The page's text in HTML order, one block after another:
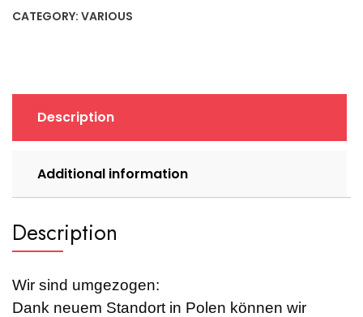
VLB
(1MB
Fake?
retro,1994)
CATEGORY: VARIOUS
Description
Additional information
Description
Wir sind umgezogen:
Dank neuem Standort in Polen können wir